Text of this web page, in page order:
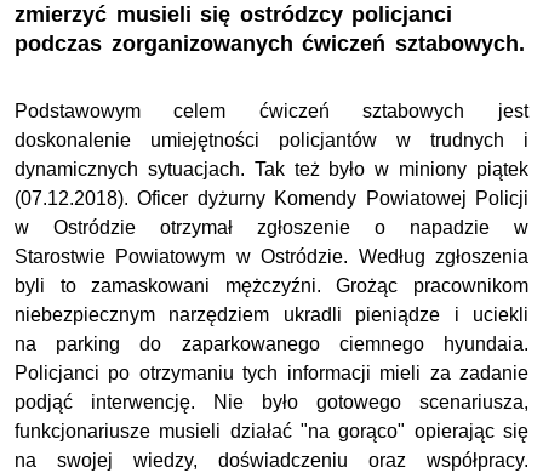
zmierzyć musieli się ostródzcy policjanci
podczas zorganizowanych ćwiczeń sztabowych.
Podstawowym celem ćwiczeń sztabowych jest
doskonalenie umiejętności policjantów w trudnych i
dynamicznych sytuacjach. Tak też było w miniony piątek
(07.12.2018). Oficer dyżurny Komendy Powiatowej Policji
w Ostródzie otrzymał zgłoszenie o napadzie w
Starostwie Powiatowym w Ostródzie. Według zgłoszenia
byli to zamaskowani mężczyźni. Grożąc pracownikom
niebezpiecznym narzędziem ukradli pieniądze i uciekli
na parking do zaparkowanego ciemnego hyundaia.
Policjanci po otrzymaniu tych informacji mieli za zadanie
podjąć interwencję. Nie było gotowego scenariusza,
funkcjonariusze musieli działać "na gorąco" opierając się
na swojej wiedzy, doświadczeniu oraz współpracy.